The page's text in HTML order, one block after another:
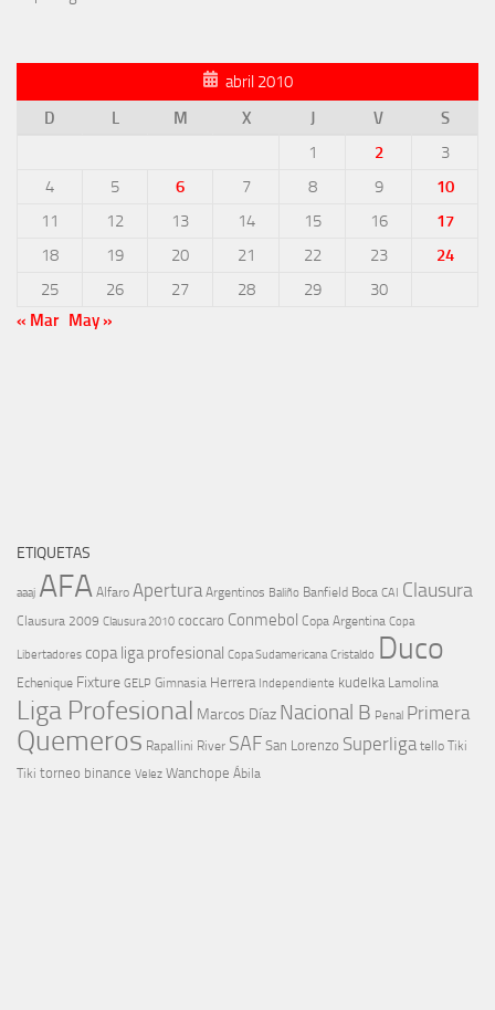
abril 2010
D
L M X J V
S
1
2
3
4
5 6 7 8 9
10
11
12 13 14 15 16
17
18
19 20 21 22 23
24
25
26 27 28 29
30
« Mar May »
ETIQUETAS
aaaj AFA Alfaro Apertura Argentinos Baliño Banfield Boca CAI Clausura
Clausura 2009 Clausura 2010 coccaro Conmebol Copa Argentina Copa
Libertadores copa liga profesional Copa Sudamericana Cristaldo Duco
Echenique Fixture GELP Gimnasia Herrera Independiente kudelka Lamolina
Liga Profesional Marcos Díaz Nacional B Penal Primera
Quemeros Rapallini River SAF San Lorenzo Superliga tello Tiki
Tiki torneo binance Velez Wanchope Ábila